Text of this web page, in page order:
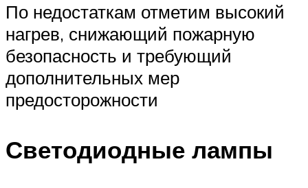
По недостаткам отметим высокий
нагрев, снижающий пожарную
безопасность и требующий
дополнительных мер
предосторожности
Светодиодные лампы